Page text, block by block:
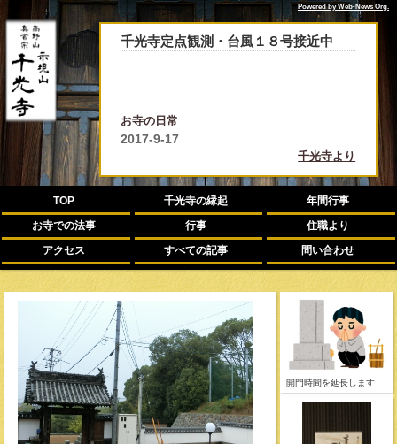
Powered by Web-News Org.
千光寺定点観測・台風１８号接近中
お寺の日常
2017-9-17
千光寺より
TOP 千光寺の縁起
年間行事
お寺での法事
行事
住職より
アクセス
すべての記事 問い合わせ
開門時間を延長します